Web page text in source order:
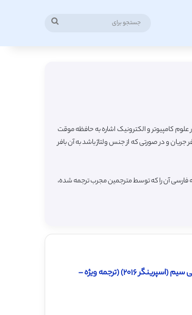
کامپیوتر و الکترونیک اشاره به حافظه موقت
و در صورتی که از جنس ولتاژ باشد به آن بافر
فارسی آن را که توسط مترجمین مجرب ترجمه شده،
دانلود ترجمه مقاله متد شناسایی ازدحام برای روتینگ چند مسیری در شبکه حسگر بی سیم (اسپرینگر ۲۰۱۶) (ترجمه ویژه –